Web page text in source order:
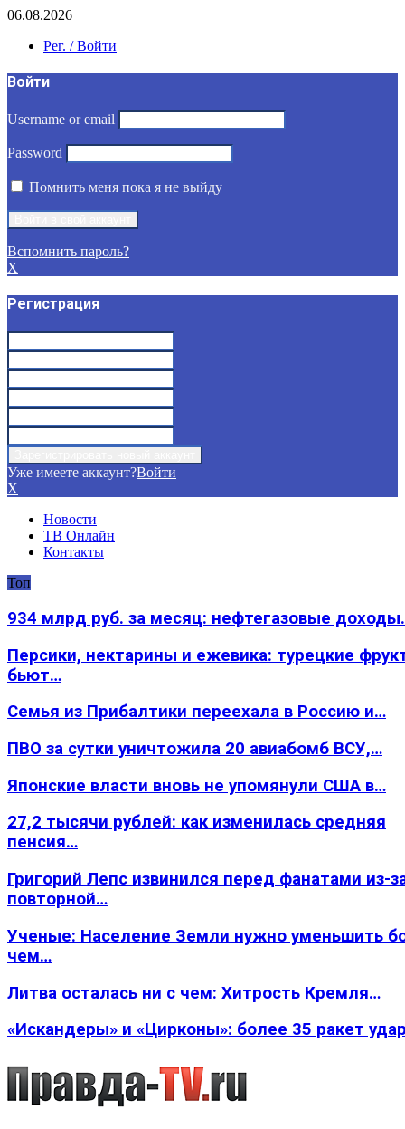
06.08.2026
Рег. / Войти
Войти
Username or email
Password
Помнить меня пока я не выйду
Вспомнить пароль?
X
Регистрация
Уже имеете аккаунт?Войти
X
Новости
ТВ Онлайн
Контакты
Топ
934 млрд руб. за месяц: нефтегазовые
Персики, нектарины и ежевика: турецкие
бьют…
Семья из Прибалтики переехала в Россию и…
ПВО за сутки уничтожила 20 авиабомб ВСУ,…
Японские власти вновь не упомянули США в…
27,2 тысячи рублей: как изменилась средняя
пенсия…
Григорий Лепс извинился перед фанатами из-
повторной…
Ученые: Население Земли нужно уменьшить
чем…
Литва осталась ни с чем: Хитрость Кремля…
«Искандеры» и «Цирконы»: более 35 ракет